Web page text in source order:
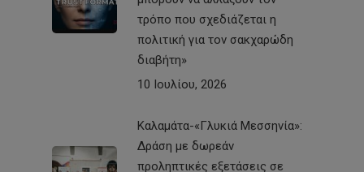
τρόπο που σχεδιάζεται η
πολιτική για τον σακχαρώδη
διαβήτη»
10 Ιουλίου, 2026
Καλαμάτα-«Γλυκιά Μεσσηνία»:
Δράση με δωρεάν
προληπτικές εξετάσεις σε